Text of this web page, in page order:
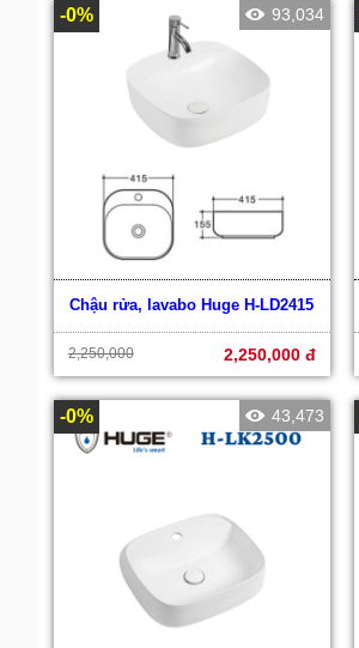
-0% 93,034
Chậu rửa, lavabo Huge H-LD2415
2,250,000 2,250,000 đ
-0% 43,473